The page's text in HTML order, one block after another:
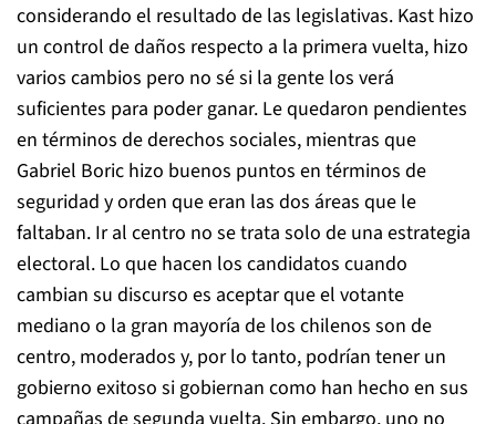
considerando el resultado de las legislativas. Kast hizo
un control de daños respecto a la primera vuelta, hizo
varios cambios pero no sé si la gente los verá
suficientes para poder ganar. Le quedaron pendientes
en términos de derechos sociales, mientras que
Gabriel Boric hizo buenos puntos en términos de
seguridad y orden que eran las dos áreas que le
faltaban. Ir al centro no se trata solo de una estrategia
electoral. Lo que hacen los candidatos cuando
cambian su discurso es aceptar que el votante
mediano o la gran mayoría de los chilenos son de
centro, moderados y, por lo tanto, podrían tener un
gobierno exitoso si gobiernan como han hecho en sus